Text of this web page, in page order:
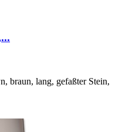
braun, lang, gefaßter Stein,